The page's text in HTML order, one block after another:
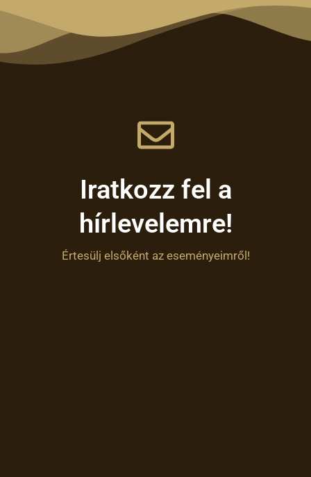
Iratkozz fel a
hírlevelemre!
Értesülj elsőként az eseményeimről!